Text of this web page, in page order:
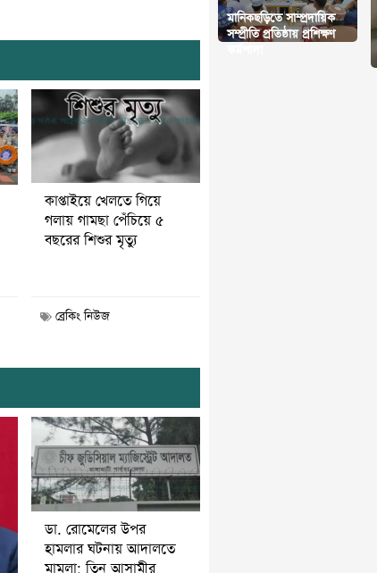
কাপ্তাইয়ে খেলতে গিয়ে
গলায় গামছা পেঁচিয়ে ৫
বছরের শিশুর মৃত্যু
ব্রেকিং নিউজ
ডা. রোমেলের উপর
হামলার ঘটনায় আদালতে
মামলা; তিন আসামীর
মানিকছড়িতে সাম্প্রদায়িক
সম্প্রীতি প্রতিষ্ঠায় প্রশিক্ষণ